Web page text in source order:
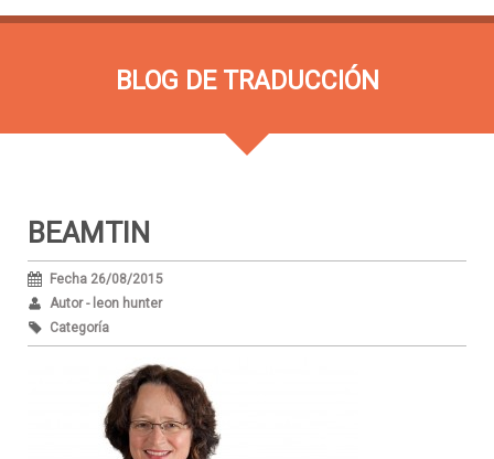
BLOG DE TRADUCCIÓN
BEAMTIN
Fecha 26/08/2015
Autor - leon hunter
Categoría